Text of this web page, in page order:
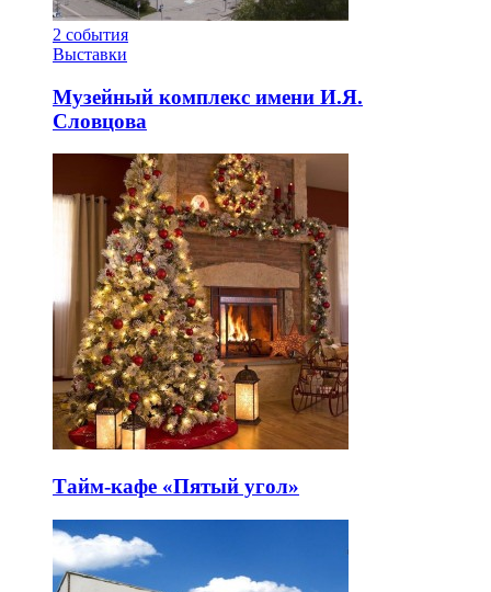
2 события
Выставки
Музейный комплекс имени И.Я.
Словцова
Тайм-кафе «Пятый угол»